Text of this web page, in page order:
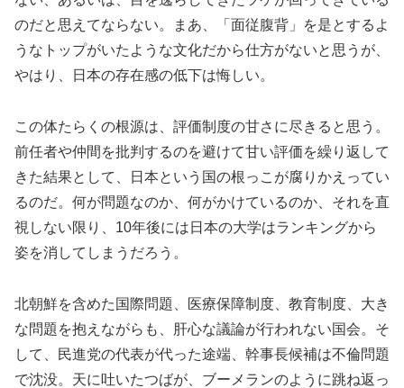
のだと思えてならない。まあ、「面従腹背」を是とするよ
うなトップがいたような文化だから仕方がないと思うが、
やはり、日本の存在感の低下は悔しい。
この体たらくの根源は、評価制度の甘さに尽きると思う。
前任者や仲間を批判するのを避けて甘い評価を繰り返して
きた結果として、日本という国の根っこが腐りかえってい
るのだ。何が問題なのか、何がかけているのか、それを直
視しない限り、10年後には日本の大学はランキングから
姿を消してしまうだろう。
北朝鮮を含めた国際問題、医療保障制度、教育制度、大き
な問題を抱えながらも、肝心な議論が行われない国会。そ
して、民進党の代表が代った途端、幹事長候補は不倫問題
で沈没。天に吐いたつばが、ブーメランのように跳ね返っ